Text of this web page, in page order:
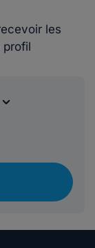
les
profil